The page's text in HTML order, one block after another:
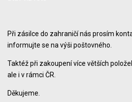
Při zásilce do zahraničí nás prosím
informujte se na výši poštovného.
Taktéž při zakoupení více větších
ale i v rámci ČR.
Děkujeme.